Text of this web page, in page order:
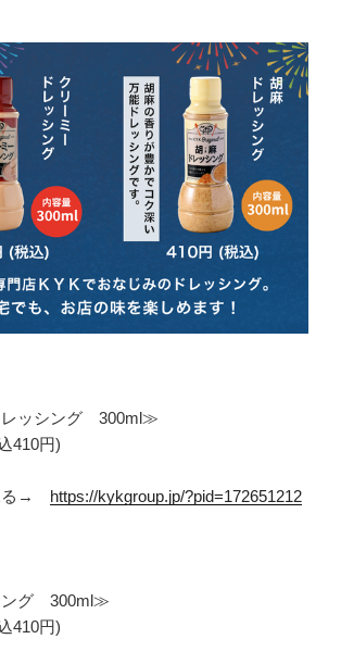
ッシング 300ml≫
410円)
る→ https://kykgroup.jp/?pid=172651212
ング 300ml≫
410円)